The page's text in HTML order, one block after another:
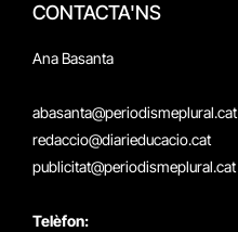
CONTACTA'NS
Ana Basanta
abasanta@periodismeplural.cat
redaccio@diarieducacio.cat
publicitat@periodismeplural.cat
Telèfon: